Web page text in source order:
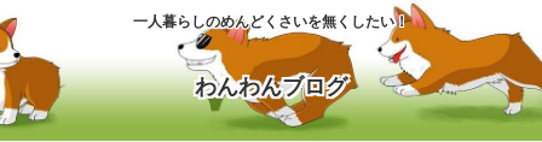
一人暮らしのめんどくさいを無くしたい！
わんわんブログ